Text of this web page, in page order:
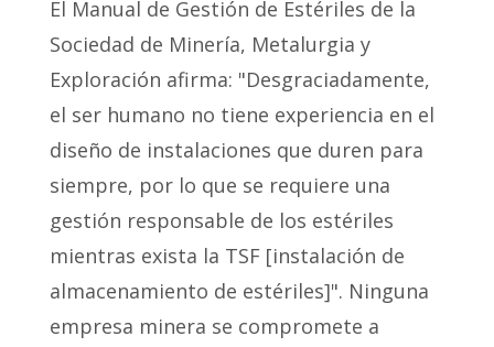
El Manual de Gestión de Estériles de la
Sociedad de Minería, Metalurgia y
Exploración afirma: "Desgraciadamente,
el ser humano no tiene experiencia en el
diseño de instalaciones que duren para
siempre, por lo que se requiere una
gestión responsable de los estériles
mientras exista la TSF [instalación de
almacenamiento de estériles]". Ninguna
empresa minera se compromete a